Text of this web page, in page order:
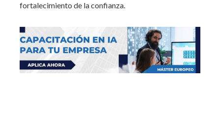
fortalecimiento de la confianza.